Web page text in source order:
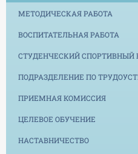
МЕТОДИЧЕСКАЯ РАБОТА
ВОСПИТАТЕЛЬНАЯ РАБОТА
СТУДЕНЧЕСКИЙ
ПОДРАЗДЕЛЕНИЕ ПО
ПРИЕМНАЯ КОМИССИЯ
ЦЕЛЕВОЕ ОБУЧЕНИЕ
НАСТАВНИЧЕСТВО